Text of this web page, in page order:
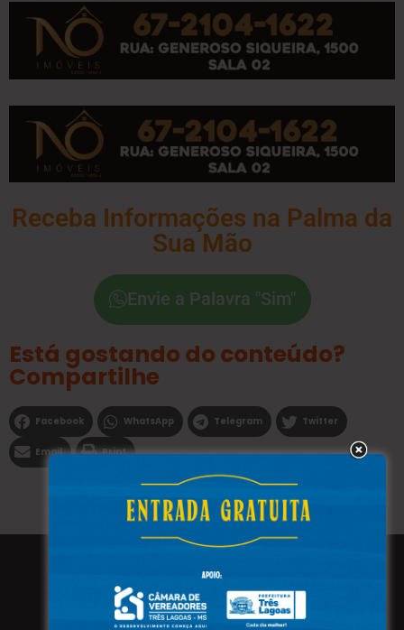
Receba Informações na Palma da
Sua Mão
Envie a Palavra "Sim"
Está gostando do conteúdo?
Compartilhe
Facebook WhatsApp Telegram Twitter
Email Print
Todos os direitos reservados a WEBFAVORITA.COM.BR